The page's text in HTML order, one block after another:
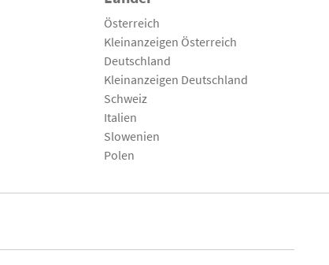
Österreich
Kleinanzeigen Österreich
Deutschland
Kleinanzeigen Deutschland
Schweiz
Italien
Slowenien
Polen